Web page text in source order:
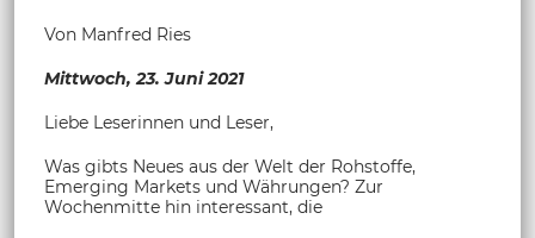
Von Manfred Ries
Mittwoch, 23. Juni 2021
Liebe Leserinnen und Leser,
Was gibts Neues aus der Welt der Rohstoffe,
Emerging Markets und Währungen? Zur
Wochenmitte hin interessant, die